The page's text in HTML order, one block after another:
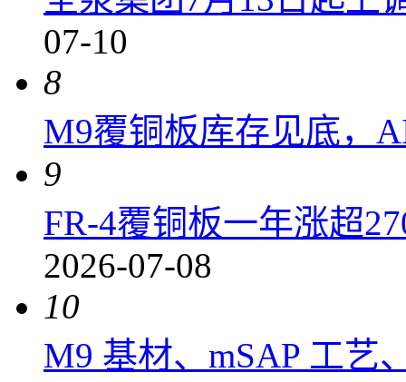
07-10
8
M9覆铜板库存见底，
9
FR-4覆铜板一年涨超
2026-07-08
10
M9 基材、mSAP 工艺